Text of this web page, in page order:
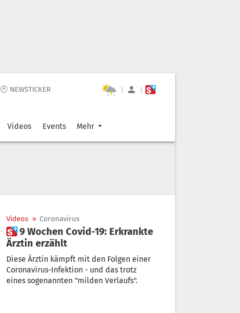
🕙 NEWSTICKER | |
Videos Events Mehr
Videos » Coronavirus
 9 Wochen Covid-19: Erkrankte
Ärztin erzählt
Diese Ärztin kämpft mit den Folgen einer
Coronavirus-Infektion - und das trotz
eines sogenannten "milden Verlaufs".